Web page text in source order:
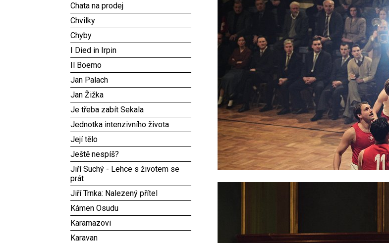
Chata na prodej
Chvilky
Chyby
I Died in Irpin
Il Boemo
Jan Palach
Jan Žižka
Je třeba zabít Sekala
Jednotka intenzivního života
Její tělo
Ještě nespíš?
Jiří Suchý - Lehce s životem se
prát
Jiří Trnka: Nalezený přítel
Kámen Osudu
Karamazovi
Karavan